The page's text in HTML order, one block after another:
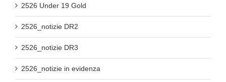
2526 Under 19 Gold
2526_notizie DR2
2526_notizie DR3
2526_notizie in evidenza